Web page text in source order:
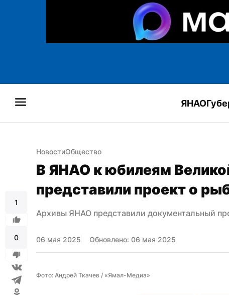
ЯНАО
1
0
НовостиОбщество
В ЯНАО к юбилеям
представили проект о
Архивы ЯНАО представили документальный
06 мая 2025 Обновлено: 06 мая 2025
Фото: Андрей Ткачев / «Ямал-Медиа»